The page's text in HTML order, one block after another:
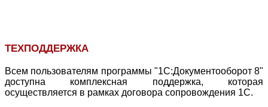
ТЕХПОДДЕРЖКА
Всем пользователям программы "1С:Документооборот 8"
доступна комплексная поддержка, которая
осуществляется в рамках договора сопровождения 1С.